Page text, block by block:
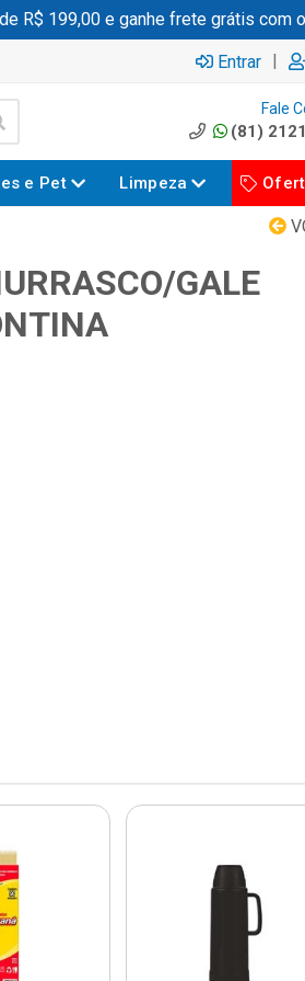
199,00 e ganhe frete grátis com o
Entrar |
Fale
(81)
e Pet Limpeza
GALE